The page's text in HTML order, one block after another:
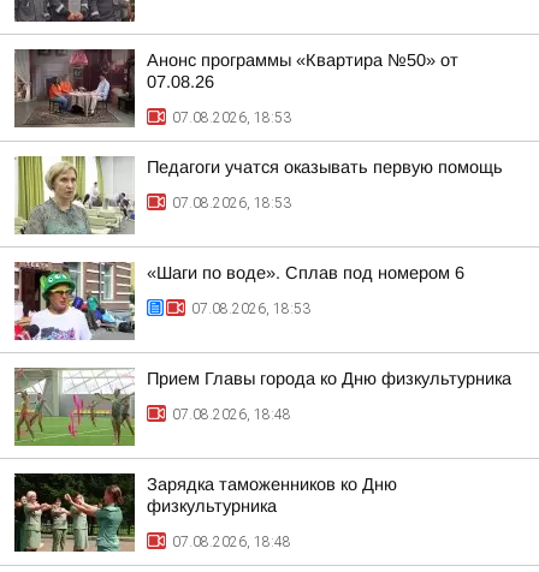
Анонс программы «Квартира №50» от
07.08.26
07.08.2026, 18:53
Педагоги учатся оказывать первую помощь
07.08.2026, 18:53
«Шаги по воде». Сплав под номером 6
07.08.2026, 18:53
Прием Главы города ко Дню физкультурника
07.08.2026, 18:48
Зарядка таможенников ко Дню
физкультурника
07.08.2026, 18:48